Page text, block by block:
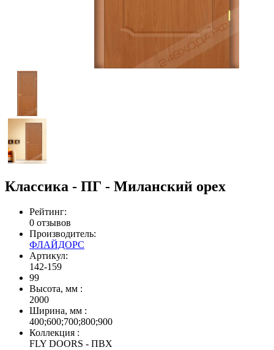
Классика - ПГ - Миланский орех
Рейтинг:
0 отзывов
Производитель:
ФЛАЙДОРС
Артикул:
142-159
99
Высота, мм :
2000
Ширина, мм :
400;600;700;800;900
Коллекция :
FLY DOORS - ПВХ